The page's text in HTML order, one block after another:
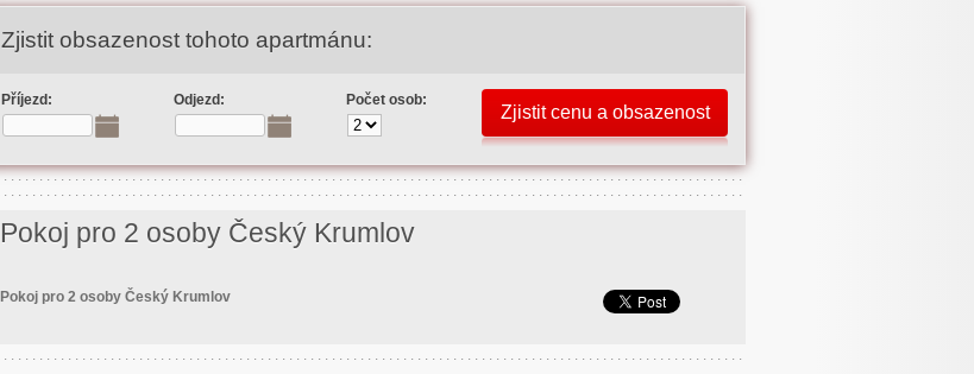
Zjistit obsazenost tohoto apartmánu:
Příjezd: Odjezd: Počet osob:
Pokoj pro 2 osoby Český Krumlov
Pokoj pro 2 osoby Český Krumlov